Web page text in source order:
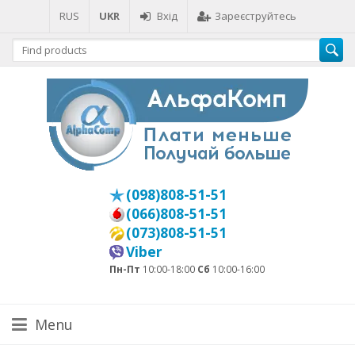
RUS UKR Вхід Зареєструйтесь
(098)808-51-51
(066)808-51-51
(073)808-51-51
Viber
Пн-Пт 10:00-18:00 Сб 10:00-16:00
Menu